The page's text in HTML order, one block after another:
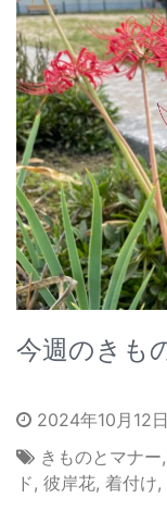
今週のきも
2024年10月12日
きものとマナー,
ド , 彼岸花, 着付け,